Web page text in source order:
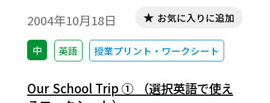
2004年10月18日
中 英語 授業プリント・ワークシート
お気に入りに追加
Our School Trip ① （選択英語で使え